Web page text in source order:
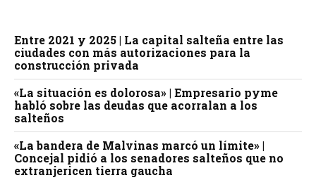
Entre 2021 y 2025 | La capital salteña entre las
ciudades con más autorizaciones para la
construcción privada
«La situación es dolorosa» | Empresario pyme
habló sobre las deudas que acorralan a los
salteños
«La bandera de Malvinas marcó un límite» |
Concejal pidió a los senadores salteños que no
extranjericen tierra gaucha